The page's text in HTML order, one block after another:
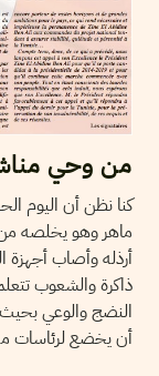
من وحي
كنا نظن أن اليوم
ماهر وهو يخلصه من
أرذله وأصاب أجهزة
ذاكرة والشعوب
النضج والوعي بحيث
أن يخضع لرئاسات